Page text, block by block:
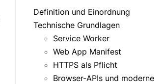
Definition und Einordnung
Technische Grundlagen
Service Worker
Web App Manifest
HTTPS als Pflicht
Browser-APIs und moderne